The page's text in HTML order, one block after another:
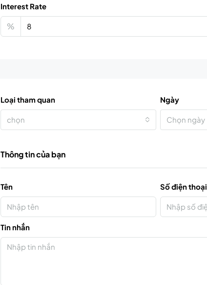
Interest Rate
%
Loại tham quan
chọn
Ngày
Chọn ngày
Thông tin của bạn
Tên Số điện thoại
Tin nhắn